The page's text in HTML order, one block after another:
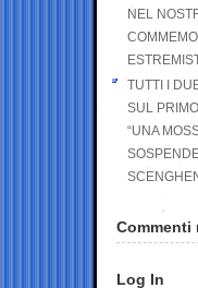
NEL
TUTTI I
SUL
“UNA
Commenti
Log In